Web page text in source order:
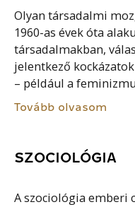
Olyan társadalmi
1960-as évek óta
társadalmakban,
jelentkező
– például a
Tovább olvasom
SZOCIOLÓGIA
A szociológia emberi